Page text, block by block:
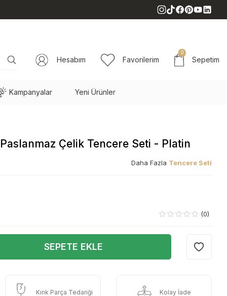
Hesabım Favorilerim
0
Sepetim
Kampanyalar Yeni Ürünler
Çelik Tencere Seti - Platin
Daha Fazla Tencere Seti
(0)
SEPETE EKLE
Kırık Parça Tedariği Kolay İade